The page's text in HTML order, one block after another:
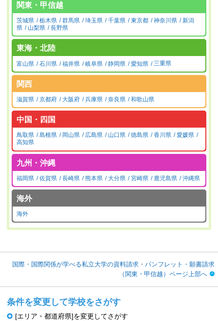
関東・甲信越
茨城県 栃木県 群馬県 埼玉県 千葉県 東京都 神奈川県
新潟
県
山梨県 長野県
東海・北陸
富山県 石川県 福井県 岐阜県 静岡県 愛知県 三重県
関西
滋賀県 京都府 大阪府 兵庫県 奈良県 和歌山県
中国・四国
鳥取県 島根県 岡山県 広島県 山口県 徳島県 香川県
愛媛県
高知県
九州・沖縄
福岡県 佐賀県 長崎県 熊本県 大分県 宮崎県 鹿児島県 沖縄県
海外
海外
国際・国際関係が学べる私立大学の資料請求・パンフレット・願書請求
（関東・甲信越）ページ上部へ
条件を変更して学校をさがす
[エリア・都道府県]を変更してさがす